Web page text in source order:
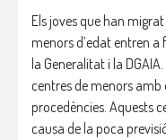
Els joves que han
menors d’edat entren
la Generalitat i la
centres de menors amb
procedències. Aquests
causa de la poca